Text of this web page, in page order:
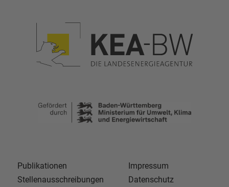
Publikationen
Stellenausschreibungen
Impressum
Datenschutz